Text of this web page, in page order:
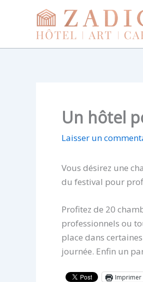
Un hôtel
Laisser un
Vous désirez une
du festival pour
Profitez de 20
professionnels ou
place dans
journée. Enfin un
Imprimer